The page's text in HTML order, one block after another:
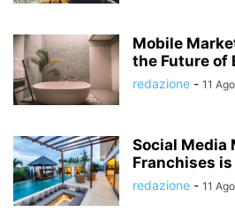
Mobile
the Future of
redazione - 11
Social Media
Franchises
redazione - 11